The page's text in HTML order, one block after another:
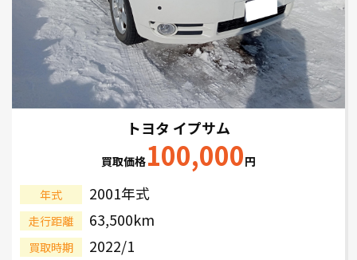
トヨタ イプサム
買取価格100,000円
年式 2001年式
走行距離 63,500km
買取時期 2022/1